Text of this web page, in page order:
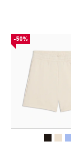
-50%